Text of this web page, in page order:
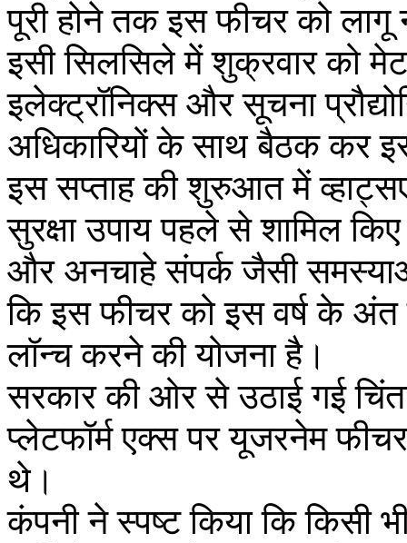
पूरी होने तक इस फीचर को लागू
इसी सिलसिले में शुक्रवार को
इलेक्ट्रॉनिक्स और सूचना
अधिकारियों के साथ बैठक कर
इस सप्ताह की शुरुआत में
सुरक्षा उपाय पहले से शामिल
और अनचाहे संपर्क जैसी
कि इस फीचर को इस वर्ष के
लॉन्च करने की योजना है।
सरकार की ओर से उठाई गई
प्लेटफॉर्म एक्स पर यूजरनेम
थे।
कंपनी ने स्पष्ट किया कि किसी